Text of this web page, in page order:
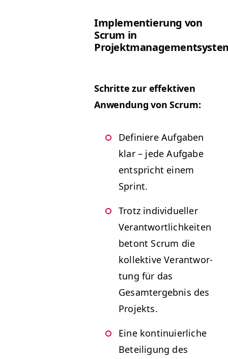
Imple­men­tierung von
Scrum in
Schritte zur effek­tiv­en
Anwen­dung von Scrum:
Definiere Auf­gaben
klar – jede Auf­gabe
entspricht einem
Sprint.
Trotz indi­vidu­eller
Ver­ant­wortlichkeit­en
betont Scrum die
kollek­tive Ver­ant­wor­
tung für das
Gesamtergeb­nis des
Projekts.
Eine kon­tinuier­liche
Beteili­gung des